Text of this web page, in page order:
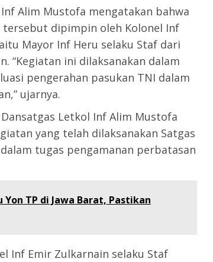
Alim Mustofa mengatakan bahwa
tersebut dipimpin oleh Kolonel Inf
Mayor Inf Heru selaku Staf dari
“Kegiatan ini dilaksanakan dalam
pengerahan pasukan TNI dalam
ujarnya.
Letkol Inf Alim Mustofa
yang telah dilaksanakan Satgas
tugas pengamanan perbatasan
TP di Jawa Barat, Pastikan
Inf Emir Zulkarnain selaku Staf